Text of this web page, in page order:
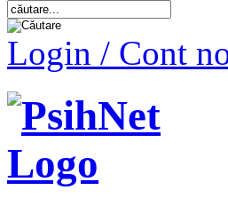
Login / Cont